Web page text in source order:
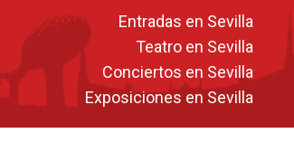
Entradas en Sevilla
Teatro en Sevilla
Conciertos en Sevilla
Exposiciones en Sevilla